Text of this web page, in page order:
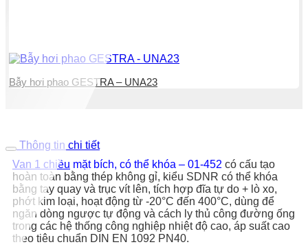
Bẫy hơi phao GESTRA – UNA23
Thông tin chi tiết
Van 1 chiều mặt bích, có thể khóa – 01-452 có cấu tạo
hoàn toàn bằng thép không gỉ, kiểu SDNR có thể khóa
bằng tay quay và trục vít lên, tích hợp đĩa tự do + lò xo,
phớt kim loại, hoạt động từ -20°C đến 400°C, dùng để
ngăn dòng ngược tự động và cách ly thủ công đường ống
trong các hệ thống công nghiệp nhiệt độ cao, áp suất cao
theo tiêu chuẩn DIN EN 1092 PN40.